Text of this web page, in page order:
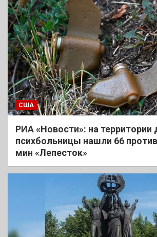
США
РИА «Новости»: на территории
психбольницы нашли 66
мин «Лепесток»